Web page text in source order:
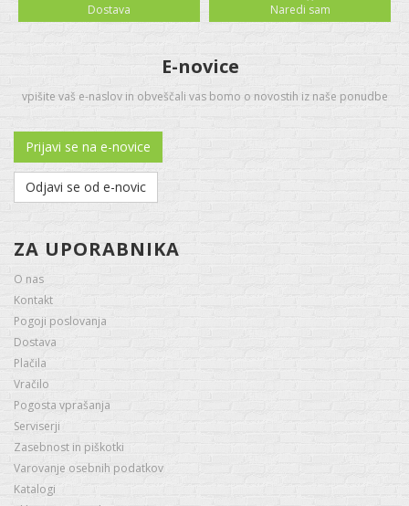
Dostava Naredi sam
E-novice
vpišite vaš e-naslov in obveščali vas bomo o novostih iz naše ponudbe
Prijavi se na e-novice
Odjavi se od e-novic
ZA UPORABNIKA
O nas
Kontakt
Pogoji poslovanja
Dostava
Plačila
Vračilo
Pogosta vprašanja
Serviserji
Zasebnost in piškotki
Varovanje osebnih podatkov
Katalogi